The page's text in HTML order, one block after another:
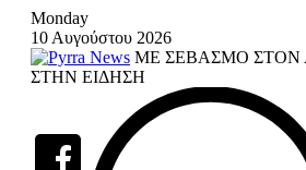
Skip
content
Monday
10 Αυγούστου 2026
ΜΕ ΣΕΒΑΣΜΟ ΣΤΟΝ
ΣΤΗΝ ΕΙΔΗΣΗ